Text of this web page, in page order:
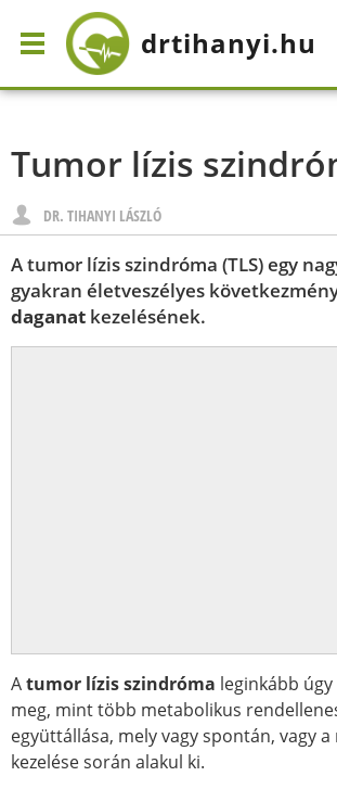
drtihanyi.hu
Tumor lízis
DR. TIHANYI LÁSZLÓ
A tumor lízis szindróma (TLS) egy
gyakran életveszélyes
daganat kezelésének.
Atumor lízis szindróma leginkább
meg, mint több metabolikus
együttállása, mely vagy spontán, vagy
kezelése során alakul ki.